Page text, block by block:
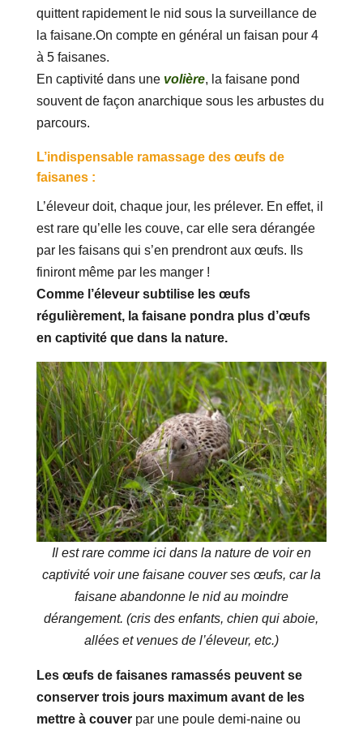
quittent rapidement le nid sous la surveillance de
la faisane.On compte en général un faisan pour 4
à 5 faisanes.
En captivité dans une volière, la faisane pond
souvent de façon anarchique sous les arbustes du
parcours.
L’indispensable ramassage des œufs de
faisanes :
L’éleveur doit, chaque jour, les prélever. En effet, il
est rare qu’elle les couve, car elle sera dérangée
par les faisans qui s’en prendront aux œufs. Ils
finiront même par les manger !
Comme l’éleveur subtilise les œufs
régulièrement, la faisane pondra plus d’œufs
en captivité que dans la nature.
Il est rare comme ici dans la nature de voir en
captivité voir une faisane couver ses œufs, car la
faisane abandonne le nid au moindre
dérangement. (cris des enfants, chien qui aboie,
allées et venues de l’éleveur, etc.)
Les œufs de faisanes ramassés peuvent se
conserver trois jours maximum avant de les
mettre à couverpar une poule demi-naine ou